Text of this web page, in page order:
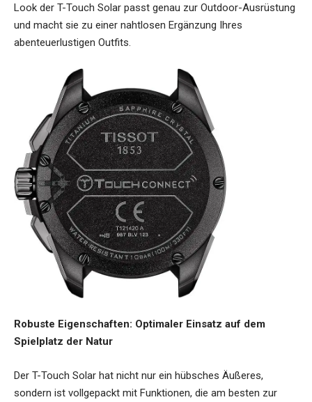
Look der T-Touch Solar passt genau zur Outdoor-Ausrüstung
und macht sie zu einer nahtlosen Ergänzung Ihres
abenteuerlustigen Outfits.
Robuste Eigenschaften: Optimaler Einsatz auf dem
Spielplatz der Natur
Der T-Touch Solar hat nicht nur ein hübsches Äußeres,
sondern ist vollgepackt mit Funktionen, die am besten zur